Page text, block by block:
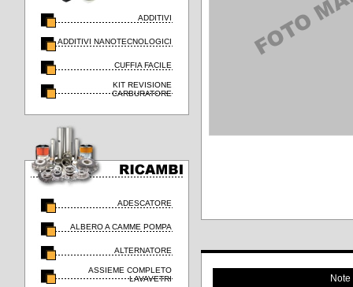
ADDITIVI
ADDITIVI NANOTECNOLOGICI
CUFFIA FACILE
KIT REVISIONE
CARBURATORE
ADESCATORE
ALBERO A CAMME POMPA
ALTERNATORE
ASSIEME COMPLETO
LAVAVETRI
Note